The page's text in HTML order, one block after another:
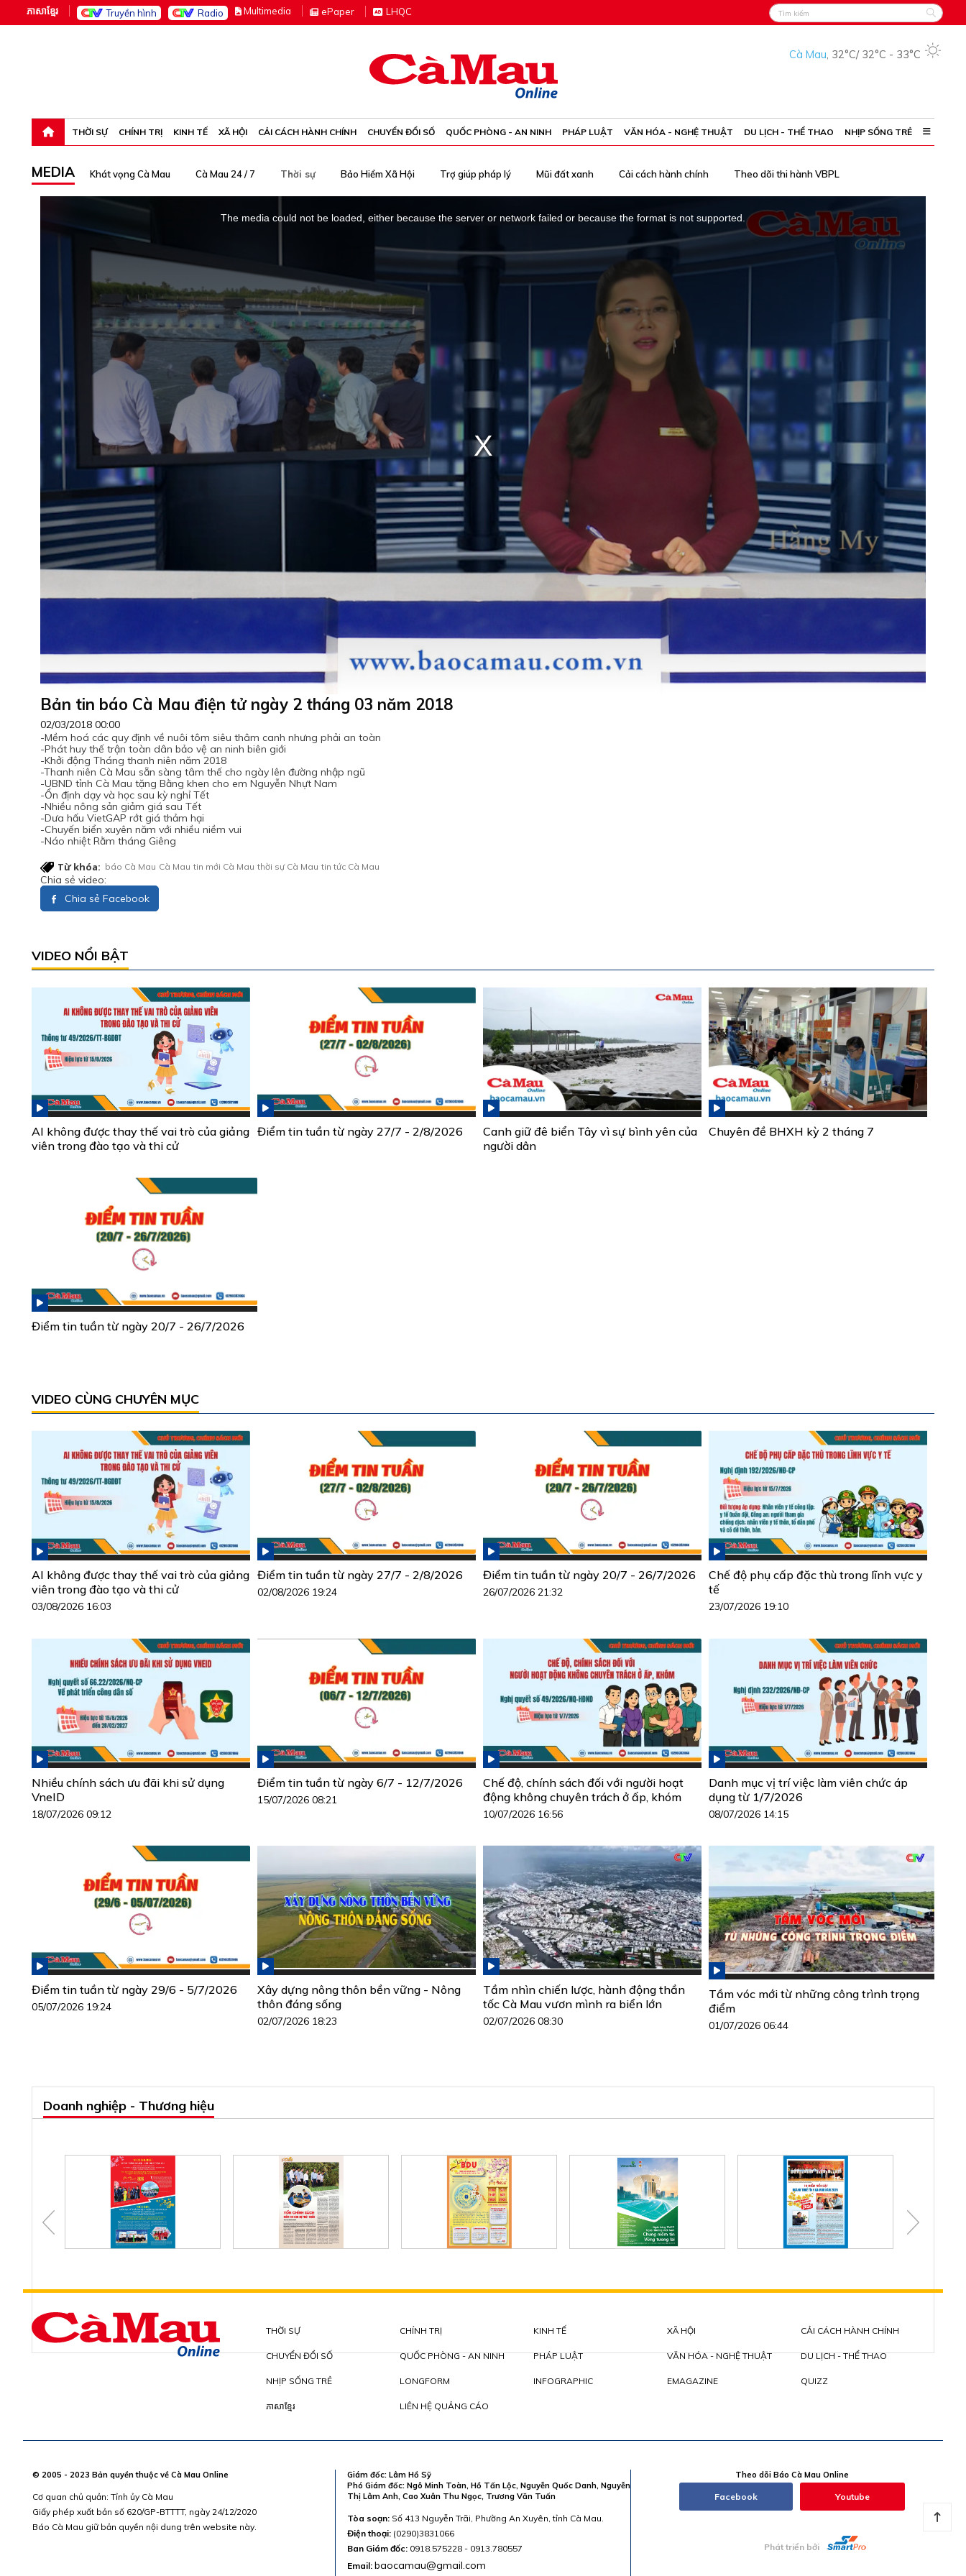
ភាសាខ្មែរ Truyền hình Radio Multimedia ePaper LHQC
Cà Mau, 32°C/ 32°C - 33°C
THỜI SỰ CHÍNH TRỊ KINH TẾ XÃ HỘI CẢI CÁCH HÀNH CHÍNH CHUYỂN ĐỔI SỐ QUỐC PHÒNG - AN NINH PHÁP LUẬT VĂN HÓA - NGHỆ THUẬT DU LỊCH - THỂ THAO NHỊP SỐNG TRẺ
MEDIA Khát vọng Cà Mau Cà Mau 24 / 7 Thời sự Bảo Hiểm Xã Hội Trợ giúp pháp lý Mũi đất xanh Cải cách hành chính Theo dõi thi hành VBPL
The media could not be loaded, either because the server or network failed or because the format is not supported.
Bản tin báo Cà Mau điện tử ngày 2 tháng 03 năm 2018
02/03/2018 00:00
-Mềm hoá các quy định về nuôi tôm siêu thâm canh nhưng phải an toàn
-Phát huy thế trận toàn dân bảo vệ an ninh biên giới
-Khởi động Tháng thanh niên năm 2018
-Thanh niên Cà Mau sẵn sàng tâm thế cho ngày lên đường nhập ngũ
-UBND tỉnh Cà Mau tặng Bằng khen cho em Nguyễn Nhựt Nam
-Ổn định dạy và học sau kỳ nghỉ Tết
-Nhiều nông sản giảm giá sau Tết
-Dưa hấu VietGAP rớt giá thảm hại
-Chuyến biển xuyên năm với nhiều niềm vui
-Náo nhiệt Rằm tháng Giêng
Từ khóa: báo Cà Mau Cà Mau tin mới Cà Mau thời sự Cà Mau tin tức Cà Mau
Chia sẻ video:
Chia sẻ Facebook
VIDEO NỔI BẬT
AI không được thay thế vai trò của giảng
viên trong đào tạo và thi cử
Điểm tin tuần từ ngày 27/7 - 2/8/2026
Canh giữ đê biển Tây vì sự bình yên của
người dân
Chuyên đề BHXH kỳ 2 tháng 7
Điểm tin tuần từ ngày 20/7 - 26/7/2026
VIDEO CÙNG CHUYÊN MỤC
AI không được thay thế vai trò của giảng
viên trong đào tạo và thi cử
03/08/2026 16:03
Điểm tin tuần từ ngày 27/7 - 2/8/2026
02/08/2026 19:24
Điểm tin tuần từ ngày 20/7 - 26/7/2026
26/07/2026 21:32
Chế độ phụ cấp đặc thù trong lĩnh vực y
tế
23/07/2026 19:10
Nhiều chính sách ưu đãi khi sử dụng
VneID
18/07/2026 09:12
Điểm tin tuần từ ngày 6/7 - 12/7/2026
15/07/2026 08:21
Chế độ, chính sách đối với người hoạt
động không chuyên trách ở ấp, khóm
10/07/2026 16:56
Danh mục vị trí việc làm viên chức áp
dụng từ 1/7/2026
08/07/2026 14:15
Điểm tin tuần từ ngày 29/6 - 5/7/2026
05/07/2026 19:24
Xây dựng nông thôn bền vững - Nông
thôn đáng sống
02/07/2026 18:23
Tầm nhìn chiến lược, hành động thần
tốc Cà Mau vươn mình ra biển lớn
02/07/2026 08:30
Tầm vóc mới từ những công trình trọng
điểm
01/07/2026 06:44
Doanh nghiệp - Thương hiệu
THỜI SỰ CHÍNH TRỊ KINH TẾ XÃ HỘI CẢI CÁCH HÀNH CHÍNH
CHUYỂN ĐỔI SỐ QUỐC PHÒNG - AN NINH PHÁP LUẬT VĂN HÓA - NGHỆ THUẬT DU LỊCH - THỂ THAO
NHỊP SỐNG TRẺ LONGFORM INFOGRAPHIC EMAGAZINE QUIZZ
ភាសាខ្មែរ LIÊN HỆ QUẢNG CÁO
© 2005 - 2023 Bản quyền thuộc về Cà Mau Online
Cơ quan chủ quản: Tỉnh ủy Cà Mau
Giấy phép xuất bản số 620/GP-BTTTT, ngày 24/12/2020
Báo Cà Mau giữ bản quyền nội dung trên website này.
Giám đốc: Lâm Hồ Sỹ
Phó Giám đốc: Ngô Minh Toàn, Hồ Tấn Lộc, Nguyễn Quốc Danh, Nguyễn
Thị Lâm Anh, Cao Xuân Thu Ngọc, Trương Văn Tuấn
Tòa soạn:Số 413 Nguyễn Trãi, Phường An Xuyên, tỉnh Cà Mau.
Điện thoại: (0290)3831066
Ban Giám đốc: 0918.575228 - 0913.780557
Email: baocamau@gmail.com
Theo dõi Báo Cà Mau Online
Facebook Youtube
Phát triển bởi